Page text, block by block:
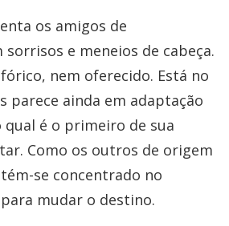
os amigos de
e meneios de cabeça.
nem oferecido. Está no
parece ainda em adaptação
qual é o primeiro de sua
Como os outros de origem
se concentrado no
mudar o destino.